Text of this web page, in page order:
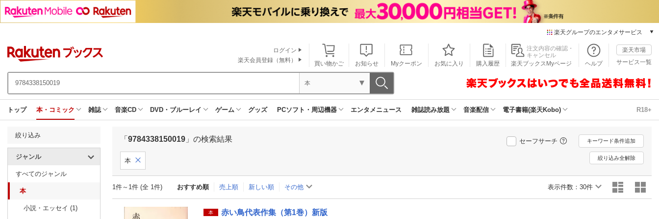
楽天グループのエンタメサービス
本/ゲーム/CD/DVD
楽天ブックス
楽天Kobo
動画配信
楽天TV
動画配信ガイド
無料テレビ
買い物かご お知らせ Myクーポン お気に入り 購入履歴
注文内容の確認・
キャンセル
楽天ブックスMyページ
ヘルプ
楽天市場
サービス一覧
ログイン
楽天会員登録（無料）
本
トップ 本・コミック 雑誌 音楽CD DVD・ブルーレイ ゲーム グッズ PCソフト・周辺機器 エンタメニュース 雑誌読み放題 音楽配信 電子書籍(楽天Kobo) R18+
絞り込み
ジャンル
すべてのジャンル
本
小説・エッセイ (1)
「 9784338150019 」の検索結果 セーフサーチ キーワード条件追加
本 絞り込み全解除
1件～1件 (全 1件) おすすめ順 売上順 新しい順 その他 表示件数： 30件
本 赤い鳥代表作集（第1巻）新版